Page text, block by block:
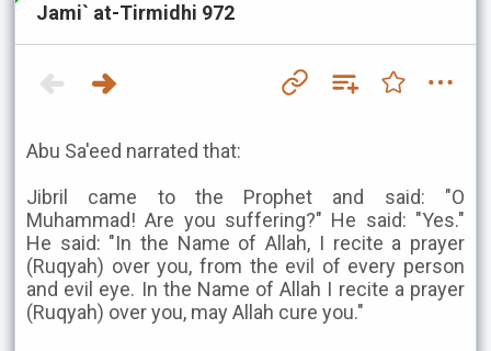
Jami` at-Tirmidhi 972
Abu Sa'eed narrated that:
Jibril came to the Prophet and said: "O
Muhammad! Are you suffering?" He said: "Yes."
He said: "In the Name of Allah, I recite a prayer
(Ruqyah) over you, from the evil of every person
and evil eye. In the Name of Allah I recite a prayer
(Ruqyah) over you, may Allah cure you."